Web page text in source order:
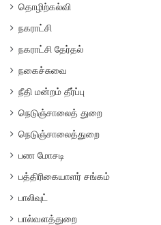
தொழிற்கல்வி
நகராட்சி
நகராட்சி தேர்தல்
நகைச்சுவை
நீதி மன்றம் தீர்ப்பு
நெடுஞ்சாலைத் துறை
நெடுஞ்சாலைத்துறை
பண மோசடி
பத்திரிகையாளர் சங்கம்
பாலிவுட்
பால்வளத்துறை